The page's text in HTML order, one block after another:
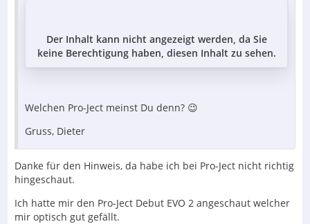
Der Inhalt kann nicht angezeigt werden, da Sie
keine Berechtigung haben, diesen Inhalt zu sehen.
Welchen Pro-Ject meinst Du denn? 😉
Gruss, Dieter
Danke für den Hinweis, da habe ich bei Pro-Ject nicht richtig
hingeschaut.
Ich hatte mir den Pro-Ject Debut EVO 2 angeschaut welcher
mir optisch gut gefällt.